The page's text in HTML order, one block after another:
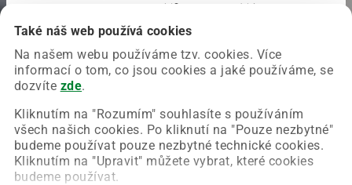
Také náš web používá cookies
Na našem webu používáme tzv. cookies. Více
informací o tom, co jsou cookies a jaké používáme, se
dozvíte zde.
Kliknutím na "Rozumím" souhlasíte s používáním
všech našich cookies. Po kliknutí na "Pouze nezbytné"
budeme používat pouze nezbytné technické cookies.
Kliknutím na "Upravit" můžete vybrat, které cookies
budeme používat.
Chyba nastala na naší straně a už ji opravujeme.
Zkuste prosím znovu načíst požadovanou stránku.
Obnovit stránku Úvodní strana